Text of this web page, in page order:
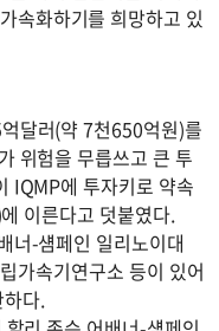
속화하기를 희망하고 있
달러(약 7천650억원)를
위험을 무릅쓰고 큰 투
IQMP에 투자키로 약속
이른다고 덧붙였다.
너-섐페인 일리노이대
가속기연구소 등이 있어
다.